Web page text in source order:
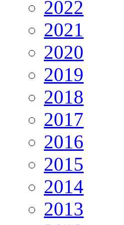
2022
2021
2020
2019
2018
2017
2016
2015
2014
2013